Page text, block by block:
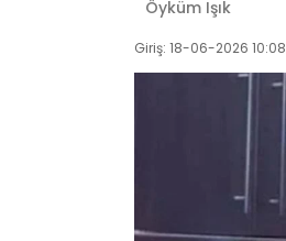
Öyküm Işık
Giriş: 18-06-2026 10:08